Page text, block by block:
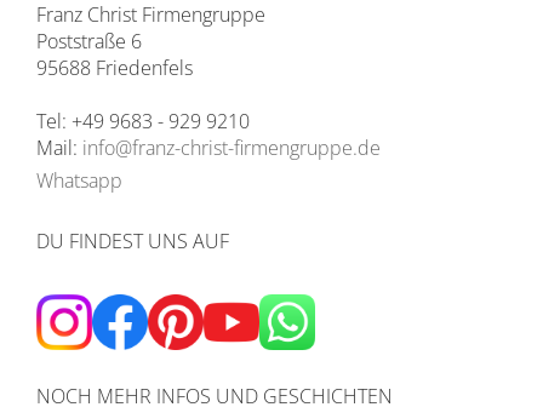
Franz Christ Firmengruppe
Poststraße 6
95688 Friedenfels
Tel: +49 9683 - 929 9210
Mail: info@franz-christ-firmengruppe.de
Whatsapp
DU FINDEST UNS AUF
NOCH MEHR INFOS UND GESCHICHTEN